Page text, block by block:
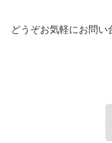
どうぞお気軽にお問